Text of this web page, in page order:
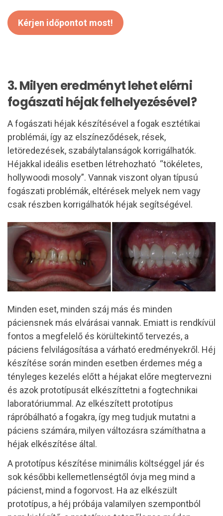
Kérjen időpontot most!
3. Milyen eredményt lehet elérni
fogászati héjak felhelyezésével?
A fogászati héjak készítésével a fogak esztétikai
problémái, így az elszíneződések, rések,
letöredezések, szabálytalanságok korrigálhatók.
Héjakkal ideális esetben létrehozható “tökéletes,
hollywoodi mosoly”. Vannak viszont olyan típusú
fogászati problémák, eltérések melyek nem vagy
csak részben korrigálhatók héjak segítségével.
Minden eset, minden száj más és minden
páciensnek más elvárásai vannak. Emiatt is rendkívül
fontos a megfelelő és körültekintő tervezés, a
páciens felvilágosítása a várható eredményekről. Héj
készítése során minden esetben érdemes még a
tényleges kezelés előtt a héjakat előre megtervezni
és azok prototípusát elkészíttetni a fogtechnikai
laboratóriummal. Az elkészített prototípus
rápróbálható a fogakra, így meg tudjuk mutatni a
páciens számára, milyen változásra számíthatna a
héjak elkészítése által.
A prototípus készítése minimális költséggel jár és
sok későbbi kellemetlenségtől óvja meg mind a
pácienst, mind a fogorvost. Ha az elkészült
prototípus, a héj próbája valamilyen szempontból